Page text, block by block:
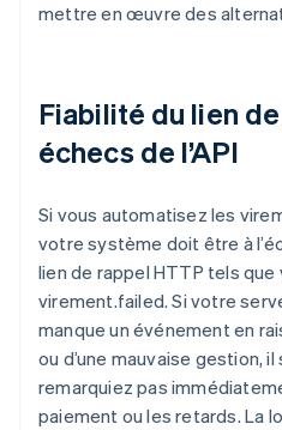
mettre en œuvre des
Fiabilité du lien
échecs de l’API
Si vous automatisez les
votre système doit être à
lien de rappel HTTP tels que
virement.failed. Si votre
manque un événement en
ou d’une mauvaise gestion,
remarquiez pas
paiement ou les retards. La